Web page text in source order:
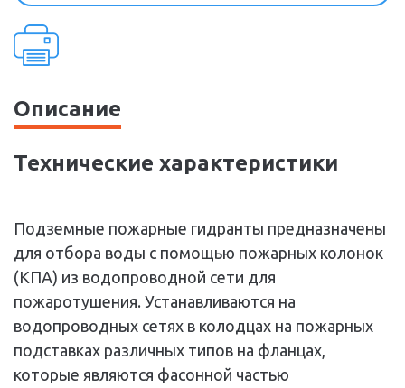
Описание
Технические характеристики
Подземные пожарные гидранты предназначены
для отбора воды с помощью пожарных колонок
(КПА) из водопроводной сети для
пожаротушения. Устанавливаются на
водопроводных сетях в колодцах на пожарных
подставках различных типов на фланцах,
которые являются фасонной частью